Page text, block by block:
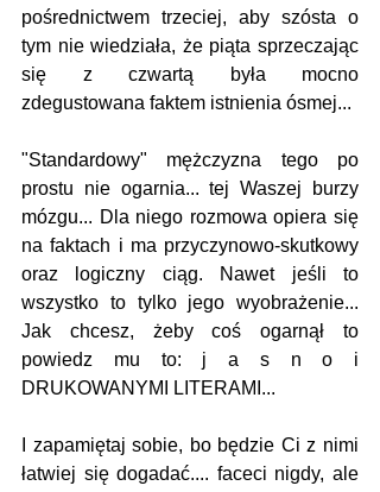
pośrednictwem trzeciej, aby szósta o
tym nie wiedziała, że piąta sprzeczając
się z czwartą była mocno
zdegustowana faktem istnienia ósmej...
"Standardowy" mężczyzna tego po
prostu nie ogarnia... tej Waszej burzy
mózgu... Dla niego rozmowa opiera się
na faktach i ma przyczynowo-skutkowy
oraz logiczny ciąg. Nawet jeśli to
wszystko to tylko jego wyobrażenie...
Jak chcesz, żeby coś ogarnął to
powiedz mu to: j a s n o i
DRUKOWANYMI LITERAMI...
I zapamiętaj sobie, bo będzie Ci z nimi
łatwiej się dogadać.... faceci nigdy, ale